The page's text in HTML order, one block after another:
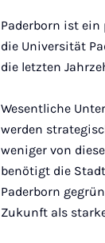
Paderborn ist ein
die Universität
die letzten
Wesentliche
werden
weniger von
benötigt die
Paderborn
Zukunft als